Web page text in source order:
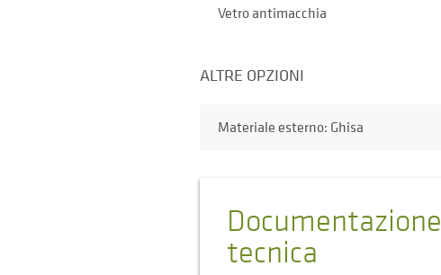
Vetro antimacchia
ALTRE OPZIONI
Materiale esterno: Ghisa
Documentazione
tecnica